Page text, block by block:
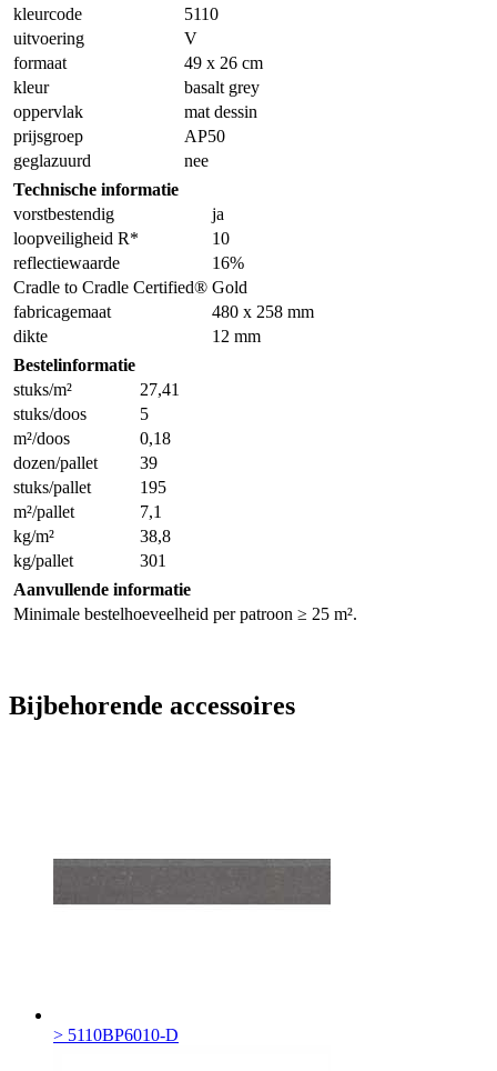
kleurcode
5110
uitvoering
V
formaat
49 x 26 cm
kleur
basalt grey
oppervlak
mat dessin
prijsgroep
AP50
geglazuurd
nee
Technische informatie
vorstbestendig
ja
loopveiligheid R*
10
reflectiewaarde
16%
Cradle to Cradle Certified® Gold
fabricagemaat
480 x 258 mm
dikte
12 mm
Bestelinformatie
stuks/m²
27,41
stuks/doos
5
m²/doos
0,18
dozen/pallet
39
stuks/pallet
195
m²/pallet
7,1
kg/m²
38,8
kg/pallet
301
Aanvullende informatie
Minimale bestelhoeveelheid per patroon ≥ 25 m².
Bijbehorende accessoires
> 5110BP6010-D